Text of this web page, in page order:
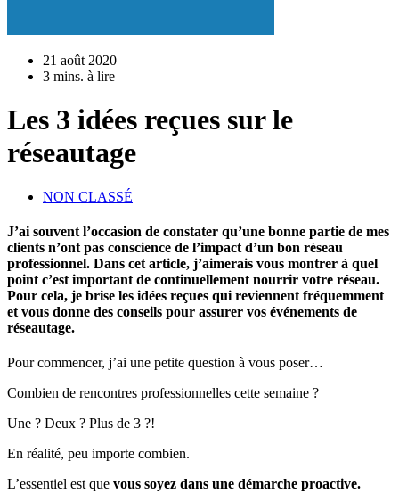
21 août 2020
3 mins. à lire
Les 3 idées reçues sur le
réseautage
NON CLASSÉ
J’ai souvent l’occasion de constater qu’une bonne partie de mes
clients n’ont pas conscience de l’impact d’un bon réseau
professionnel. Dans cet article, j’aimerais vous montrer à quel
point c’est important de continuellement nourrir votre réseau.
Pour cela, je brise les idées reçues qui reviennent fréquemment
et vous donne des conseils pour assurer vos événements de
réseautage.
Pour commencer, j’ai une petite question à vous poser…
Combien de rencontres professionnelles cette semaine ?
Une ? Deux ? Plus de 3 ?!
En réalité, peu importe combien.
L’essentiel est que vous soyez dans une démarche proactive.